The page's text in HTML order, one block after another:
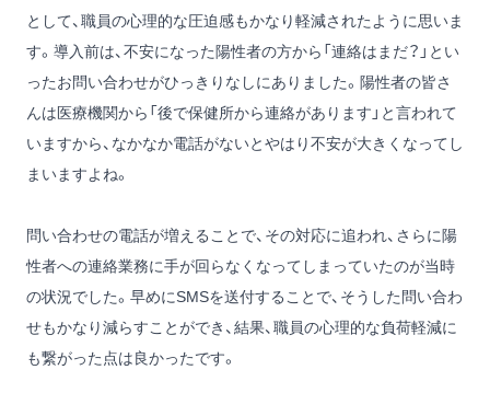
として、職員の心理的な圧迫感もかなり軽減されたように思いま
す。導入前は、不安になった陽性者の方から「連絡はまだ？」とい
ったお問い合わせがひっきりなしにありました。陽性者の皆さ
んは医療機関から「後で保健所から連絡があります」と言われて
いますから、なかなか電話がないとやはり不安が大きくなってし
まいますよね。
問い合わせの電話が増えることで、その対応に追われ、さらに陽
性者への連絡業務に手が回らなくなってしまっていたのが当時
の状況でした。早めにSMSを送付することで、そうした問い合わ
せもかなり減らすことができ、結果、職員の心理的な負荷軽減に
も繋がった点は良かったです。